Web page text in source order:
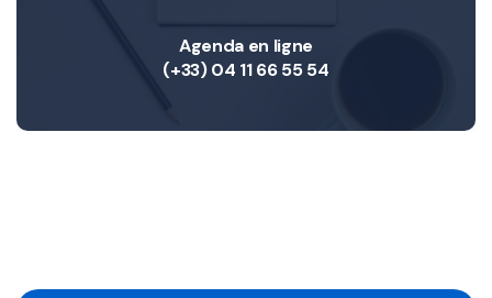
Agenda en ligne
(+33) 04 11 66 55 54